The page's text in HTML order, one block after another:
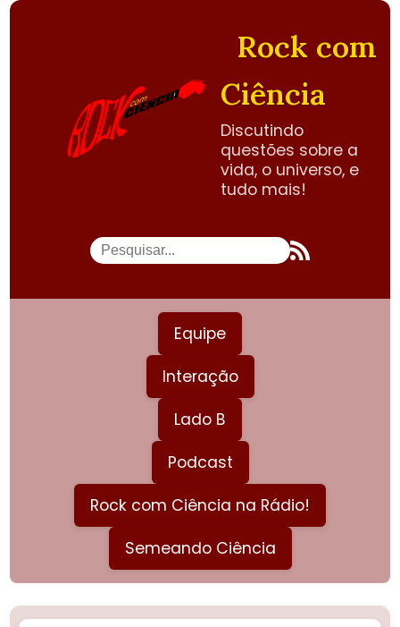
Rock com
Ciência
Discutindo
questões sobre a
vida, o universo, e
tudo mais!
Equipe
Interação
Lado B
Podcast
Rock com Ciência na Rádio!
Semeando Ciência